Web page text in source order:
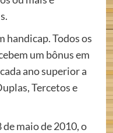
handicap. Todos os
um bônus em
ano superior a
Tercetos e
de maio de 2010, o